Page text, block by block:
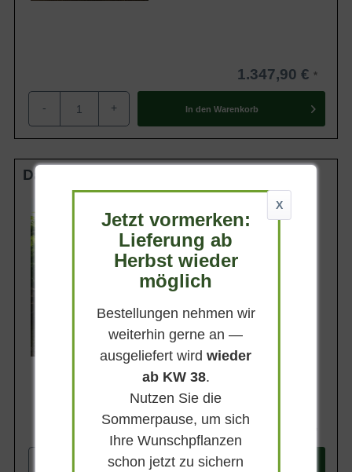
1.347,90 €
- + In den Warenkorb
Dach HS 30-35 StU im Container
Belaubung
Sommergrün
Blatt- / Nadelfarbe
Sattgrün
Sonnig
Lieferbar
+ In den Warenkorb
X
Jetzt vormerken:
Lieferung ab
Herbst wieder
möglich
Bestellungen nehmen wir
weiterhin gerne an —
ausgeliefert wirdwieder
ab KW 38.
Nutzen Sie die
Sommerpause, um sich
Ihre Wunschpflanzen
schon jetzt zu sichern